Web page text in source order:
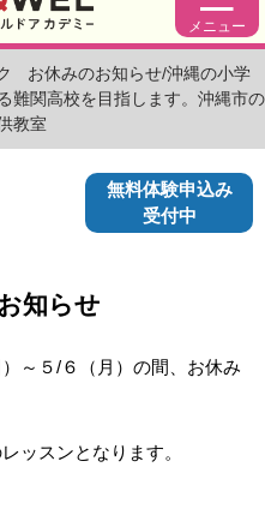
メニュー
お休みのお知らせ/沖縄の小学
難関高校を目指します。沖縄市の
教室
無料体験申込み
受付中
知らせ
～５/６（月）の間、お休み
ッスンとなります。